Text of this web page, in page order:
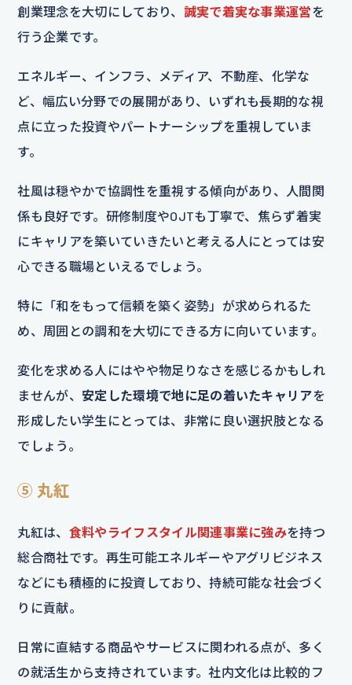
創業理念を大切にしており、 誠実で着実な事業運営を
行う企業です。
エネルギー、インフラ、メディア、不動産、化学な
ど、幅広い分野での展開があり、いずれも長期的な視
点に立った投資やパートナーシップを重視していま
す。
社風は穏やかで協調性を重視する傾向があり、人間関
係も良好です。研修制度やOJTも丁寧で、焦らず着実
にキャリアを築いていきたいと考える人にとっては安
心できる職場といえるでしょう。
特に「和をもって信頼を築く姿勢」が求められるた
め、周囲との調和を大切にできる方に向いています。
変化を求める人にはやや物足りなさを感じるかもしれ
ませんが、 安定した環境で地に足の着いたキャリアを
形成したい学生にとっては、非常に良い選択肢となる
でしょう。
⑤ 丸紅
丸紅は、 食料やライフスタイル関連事業に強みを持つ
総合商社です。再生可能エネルギーやアグリビジネス
などにも積極的に投資しており、持続可能な社会づく
りに貢献。
日常に直結する商品やサービスに関われる点が、多く
の就活生から支持されています。社内文化は比較的フ